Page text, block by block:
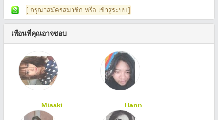
[ กรุณาสมัครสมาชิก หรือ เข้าสู่ระบบ ]
เพื่อนที่คุณอาจชอบ
Misaki Hann